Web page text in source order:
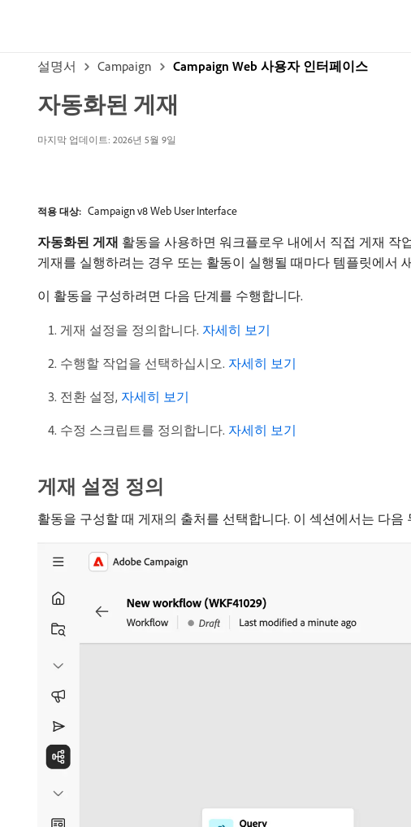
설명서 Campaign Campaign Web 사용자 인터페이스
자동화된 게재
마지막 업데이트: 2026년 5월 9일
적용 대상: Campaign v8 Web User Interface
자동화된 게재 활동을 사용하면 워크플로우 내에서 직접 게재 작
게재를 실행하려는 경우 또는 활동이 실행될 때마다 템플릿에서
이 활동을 구성하려면 다음 단계를 수행합니다.
게재 설정을 정의합니다. 자세히 보기
수행할 작업을 선택하십시오. 자세히 보기
전환 설정, 자세히 보기
수정 스크립트를 정의합니다. 자세히 보기
게재 설정 정의
활동을 구성할 때 게재의 출처를 선택합니다. 이 섹션에서는 다음